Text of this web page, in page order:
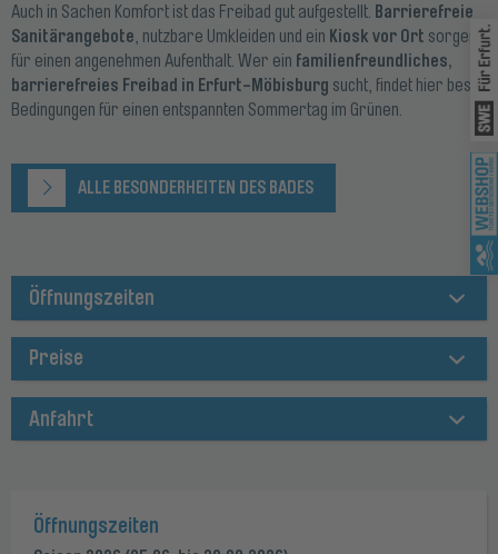
Auch in Sachen Komfort ist das Freibad gut aufgestellt. Barrierefreie
Sanitärangebote, nutzbare Umkleiden und ein Kiosk vor Ort sorgen
für einen angenehmen Aufenthalt. Wer ein familienfreundliches,
barrierefreies Freibad in Erfurt-Möbisburg sucht, findet hier beste
Bedingungen für einen entspannten Sommertag im Grünen.
ALLE BESONDERHEITEN DES BADES
Öffnungszeiten
Preise
Anfahrt
Öffnungszeiten